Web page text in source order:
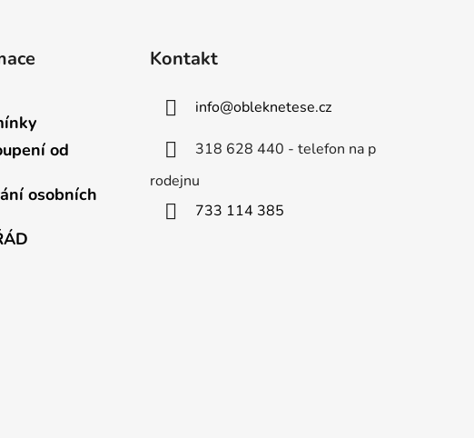
od
osobních
Kontakt
info@obleknetese.cz
318 628 440 - telefon na p
rodejnu
733 114 385